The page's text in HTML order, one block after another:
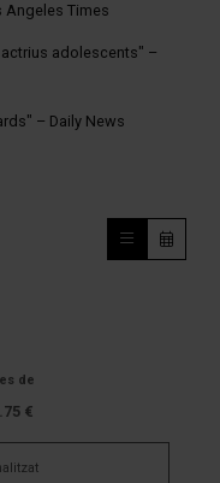
Times
adolescents" –
– Daily News
de
€